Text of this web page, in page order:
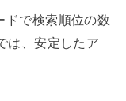
ドで検索順位の数
は、安定したア